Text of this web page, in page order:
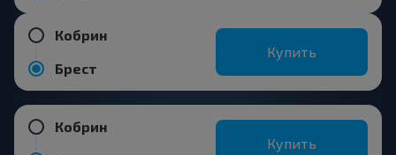
Кобрин
Брест
Купить
Кобрин
Купить